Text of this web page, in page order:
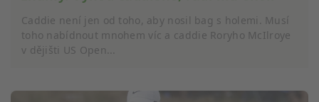
Caddie není jen od toho, aby nosil bag s holemi. Musí
toho nabídnout mnohem víc a caddie Roryho McIlroye
v dějišti US Open...